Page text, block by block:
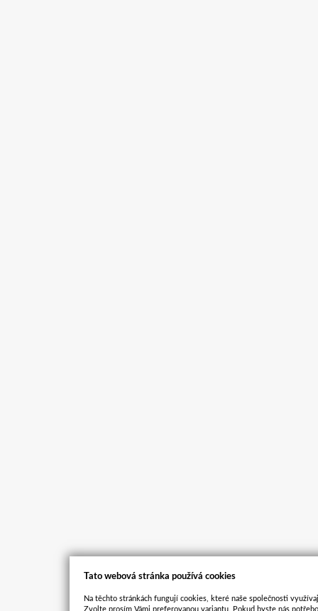
Tato webová stránka používá cookies
Na těchto stránkách fungují cookies, které naše společnosti
Zvolte prosím Vámi preferovanou variantu. Pokud byste nás